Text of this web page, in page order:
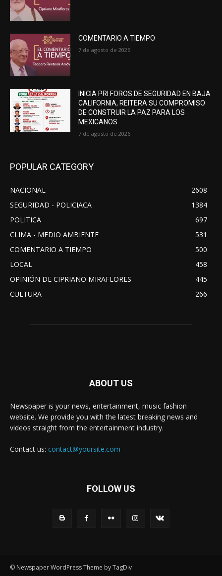
COMENTARIO A TIEMPO
7 de agosto de 2026
INICIA PRI FOROS DE SEGURIDAD EN BAJA
CALIFORNIA, REITERA SU COMPROMISO
DE CONSTRUIR LA PAZ PARA LOS
MEXICANOS
7 de agosto de 2026
POPULAR CATEGORY
NACIONAL
2608
SEGURIDAD - POLICIACA
1384
POLITICA
697
CLIMA - MEDIO AMBIENTE
531
COMENTARIO A TIEMPO
500
LOCAL
458
OPINIÓN DE CIPRIANO MIRAFLORES
445
CULTURA
266
ABOUT US
Newspaper is your news, entertainment, music fashion
website. We provide you with the latest breaking news and
videos straight from the entertainment industry.
Contact us: contact@yoursite.com
FOLLOW US
© Newspaper WordPress Theme by TagDiv